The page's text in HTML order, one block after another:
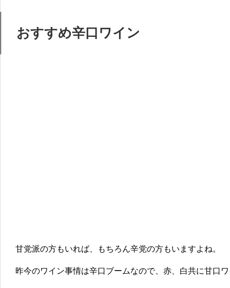
おすすめ辛口ワイン
甘党派の方もいれば、もちろん辛党の方もいますよね。
昨今のワイン事情は辛口ブームなので、赤、白共に甘口